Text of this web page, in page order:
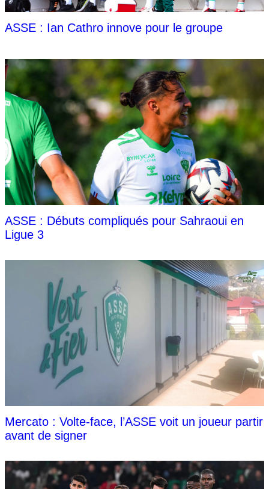
ASSE : Ian Cathro innove pour le groupe
ASSE : Débuts compliqués pour Sahraoui en
Ligue 3
Mercato : Volte-face, l’ASSE voit un joueur partir
avant de signer